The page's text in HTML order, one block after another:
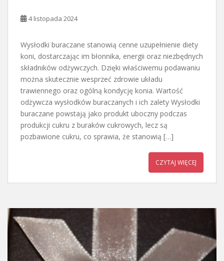
4 listopada 2024
Wysłodki buraczane stanowią cenne uzupełnienie diety
koni, dostarczając im błonnika, energii oraz niezbędnych
składników odżywczych. Dzięki właściwemu podawaniu
można skutecznie wesprzeć zdrowie układu
trawiennego oraz ogólną kondycję konia. Wartość
odżywcza wysłodków buraczanych i ich zalety Wysłodki
buraczane powstają jako produkt uboczny podczas
produkcji cukru z buraków cukrowych, lecz są
pozbawione cukru, co sprawia, że stanowią […]
CZYTAJ WIĘCEJ